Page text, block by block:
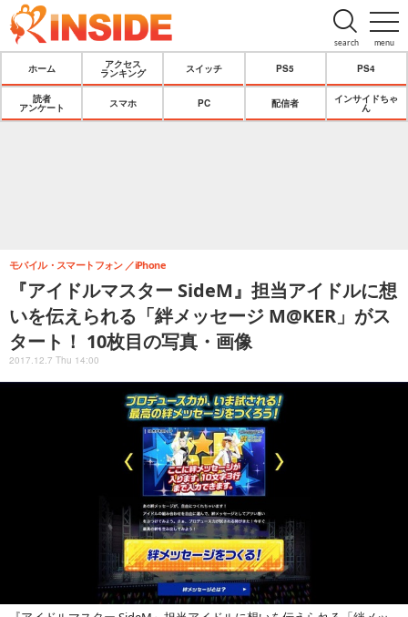
menu
search
ホーム
アクセス
ランキング
スイッチ PS5 PS4
読者
アンケート
スマホ PC 配信者
インサイドちゃ
ん
『アイドルマスター SideM』担当アイドルに想
いを伝えられる「絆メッセージ M@KER」がス
タート！ 10枚目の写真・画像
モバイル・スマートフォン iPhone
2017.12.7 Thu 14:00